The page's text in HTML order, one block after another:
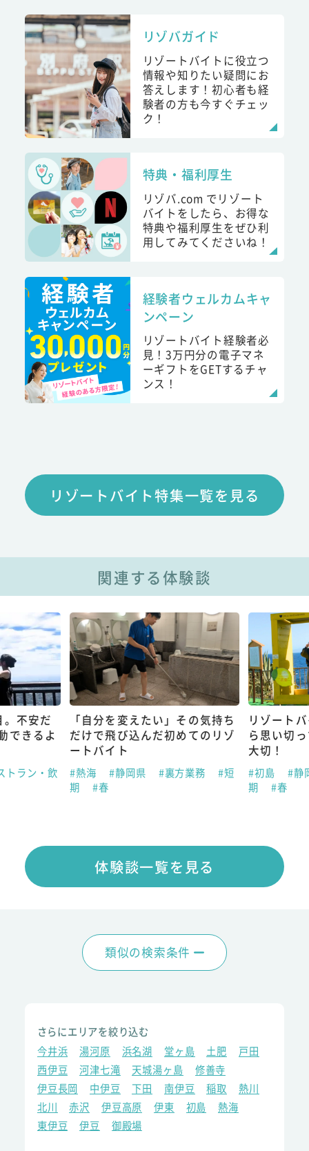
リゾバガイド
リゾートバイトに役立つ
情報や知りたい疑問にお
答えします！初心者も経
験者の方も今すぐチェッ
ク！
特典・福利厚生
リゾバ.com でリゾート
バイトをしたら、お得な
特典や福利厚生をぜひ利
用してみてくださいね！
経験者ウェルカムキャ
ンペーン
リゾートバイト経験者必
見！3万円分の電子マネ
ーギフトをGETするチャ
ンス！
リゾートバイト特集一覧を見る
関連する体験談
不安だ
できるよ
トラン・飲
「自分を変えたい」その気持ち
だけで飛び込んだ初めてのリゾ
ートバイト
#熱海 #静岡県 #裏方業務
#短
期
#春
リゾート
ら思い切
大切！
#初島
#静
期
#春
体験談一覧を見る
類似の検索条件
さらにエリアを絞り込む
今井浜
湯河原 浜名湖 堂ヶ島 土肥
戸田
西伊豆
河津七滝 天城湯ヶ島
修善寺
伊豆長岡
中伊豆 下田 南伊豆 稲取
熱川
北川
赤沢 伊豆高原 伊東 初島
熱海
東伊豆
伊豆 御殿場